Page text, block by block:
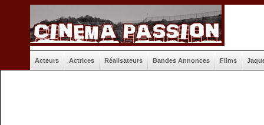
Acteurs Actrices Réalisateurs Bandes Annonces Films